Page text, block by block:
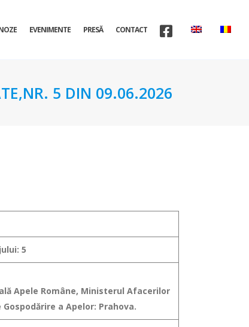
EVENIMENTE PRESĂ CONTACT
5 DIN 09.06.2026
5
Apele Române, Ministerul Afacerilor
a Apelor: Prahova.